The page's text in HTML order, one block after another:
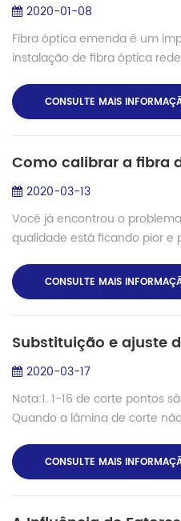
2020-01-08
Fibra óptica emenda é um
instalação de fibra óptica
uma solução preferencial
CONSULTE MAIS
2020-03-13
Você já encontrou o
qualidade está ficando pior e
Um dos importantes factores
CONSULTE MAIS
2020-03-17
Nota:1. 1-16 de corte pontos
Quando a lâmina de corte
fixação no tempo 3. Se ele
CONSULTE MAIS